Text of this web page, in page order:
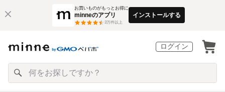
お買いものがもっとお得に
minneのアプリ
3万件以上
インストールする
ログイン